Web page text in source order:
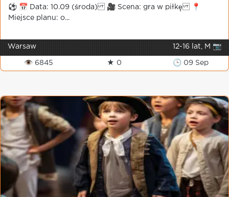
⚽ 📅 Data: 10.09 (środa) 🎥 Scena: gra w piłkę 📍
Miejsce planu: o...
Warsaw 12-16 lat, M 📷
👁 6845 ★ 0 🕒 09 Sep